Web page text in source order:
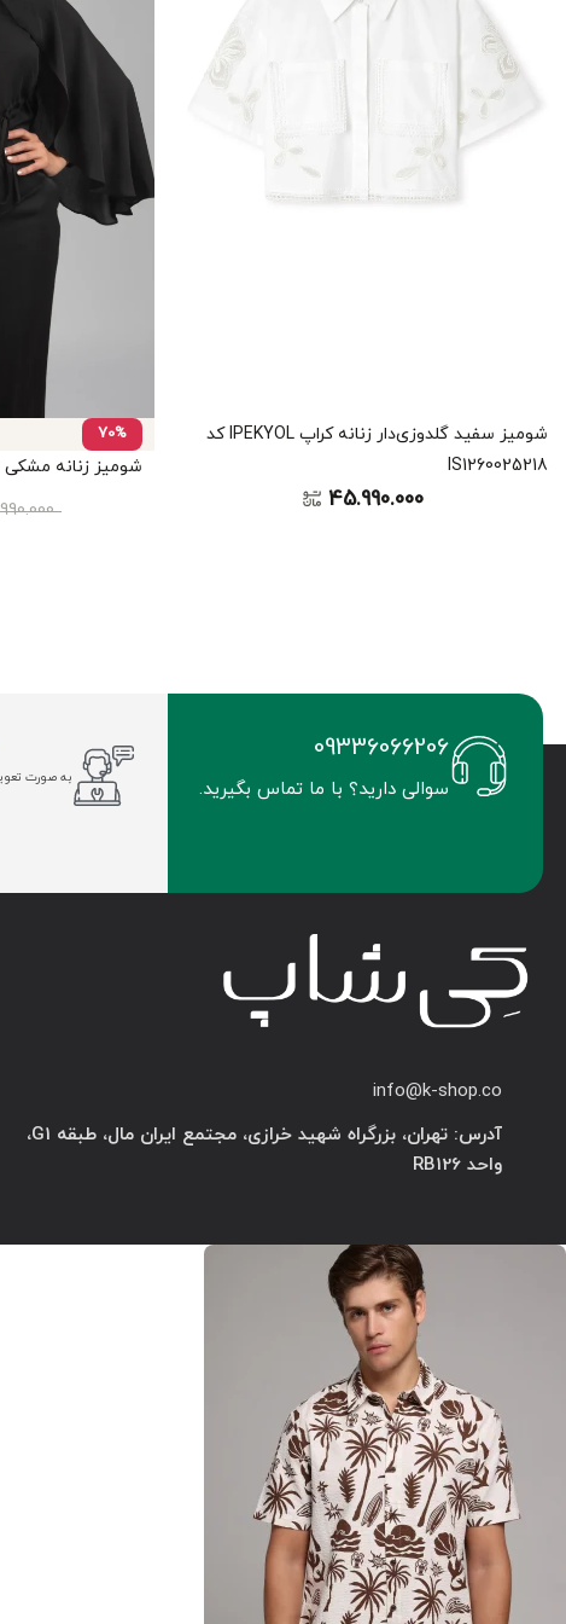
شومیز سفید گلدوزی‌دار زنانه کراپ IPEKYOL کد
IS1260025218
45.990.000
70%
شومیز زنانه مشکی شیک
09336066206
سوالی دارید؟ با ما تماس بگیرید.
به صورت
info@k-shop.co
آدرس: تهران، بزرگراه شهید خرازی، مجتمع ایران مال، طبقه G1،
واحد RB126